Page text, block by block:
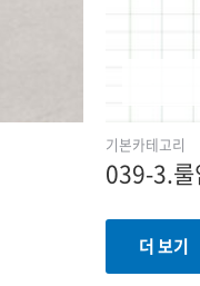
기본카테고리
039-3.룰
더 보기